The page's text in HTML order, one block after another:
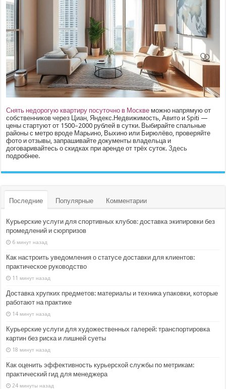
Снять недорогую квартиру посуточно в Москве можно напрямую от
собственников через Циан, Яндекс.Недвижимость, Авито и Spiti —
цены стартуют от 1500–2000 рублей в сутки. Выбирайте спальные
районы с метро вроде Марьино, Выхино или Бирюлёво, проверяйте
фото и отзывы, запрашивайте документы владельца и
договаривайтесь о скидках при аренде от трёх суток.Здесь
подробнее.
Последние Популярные Комментарии
Курьерские услуги для спортивных клубов: доставка экипировки без
промедлений и сюрпризов
6 минут назад
Как настроить уведомления о статусе доставки для клиентов:
практическое руководство
11 минут назад
Доставка хрупких предметов: материалы и техника упаковки, которые
работают на практике
14 минут назад
Курьерские услуги для художественных галерей: транспортировка
картин без риска и лишней суеты
18 минут назад
Как оценить эффективность курьерской службы по метрикам:
практический гид для менеджера
24 минуты назад